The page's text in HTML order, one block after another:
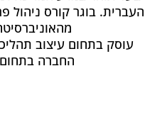
עוסק בתחום עיצוב
החברה בתחום